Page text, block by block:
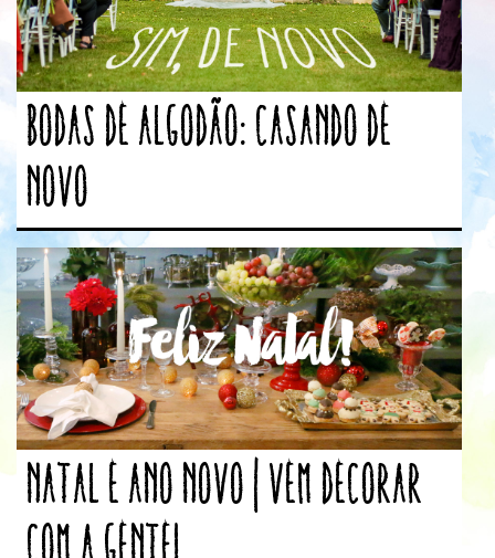
Bodas de Algodão: casando de
novo
Natal e Ano Novo | Vem decorar
com a gente!